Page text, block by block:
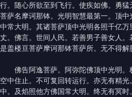
行。随心所欲至到飞行。使疾如佛。勇
菩萨名摩诃那钵。光明智慧最第一。顶
中常大明。其诸菩萨顶中光明各照千亿
丈。佛言。世间人民。若善男子善女人
是盖楼亘菩萨摩诃那钵菩萨所。无不得解
佛告阿逸菩萨。阿弥陀佛顶中光明。
空中住止。不可复回转运行。亦无有精
中。及焰照他方佛国常大明。终无有冥